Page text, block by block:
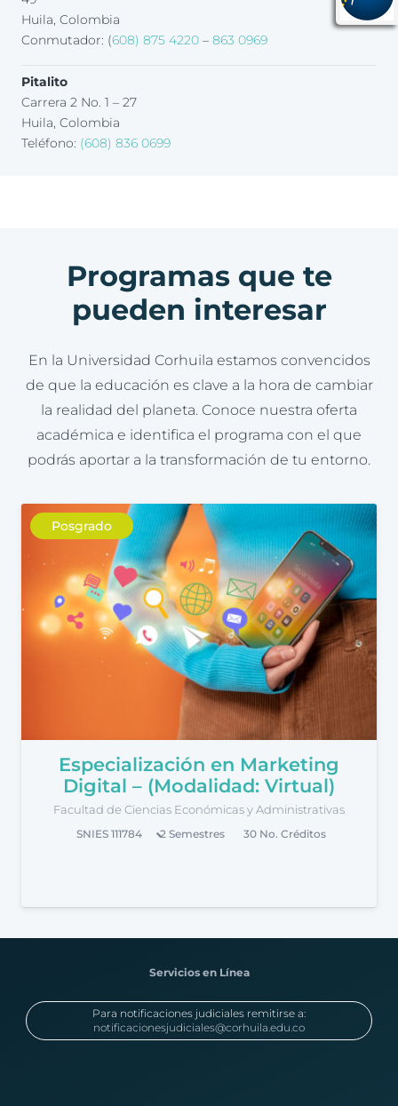
Huila, Colombia
Conmutador: (608) 875 4220 – 863 0969
Pitalito
Carrera 2 No. 1 – 27
Huila, Colombia
Teléfono: (608) 836 0699
Programas que te
pueden interesar
En la Universidad Corhuila estamos convencidos
de que la educación es clave a la hora de cambiar
la realidad del planeta. Conoce nuestra oferta
académica e identifica el programa con el que
podrás aportar a la transformación de tu entorno.
Posgrado
Especialización en Marketing
Digital – (Modalidad: Virtual)
Facultad de Ciencias Económicas y Administrativas
SNIES 111784 2 Semestres 30 No. Créditos
Servicios en Línea
Para notificaciones judiciales remitirse a:
notificacionesjudiciales@corhuila.edu.co